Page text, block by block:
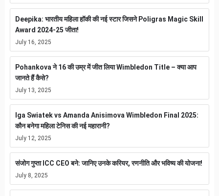
Deepika: भारतीय महिला हॉकी की नई स्टार जिसने Poligras Magic Skill
Award 2024-25 जीता!
July 16, 2025
Pohankova ने 16 की उम्र में जीत लिया Wimbledon Title – क्या आप
जानते हैं कैसे?
July 13, 2025
Iga Swiatek vs Amanda Anisimova Wimbledon Final 2025:
कौन बनेगा महिला टेनिस की नई महारानी?
July 12, 2025
संजोग गुप्ता ICC CEO बने: जानिए उनके करियर, रणनीति और भविष्य की योजना!
July 8, 2025